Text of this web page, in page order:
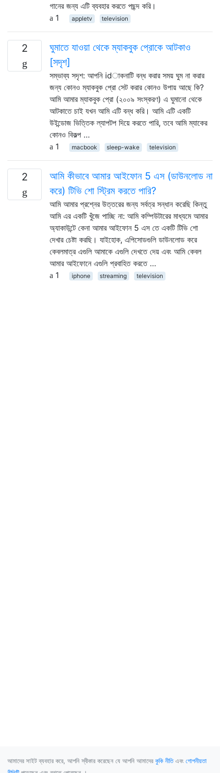
গানের জন্য এটি ব্যবহার করতে পছন্দ করি।
1
appletv television
2
ঘুমাতে যাওয়া থেকে ম্যাকবুক প্রোকে আটকাও
[সদৃশ]
সম্ভাব্য সদৃশ: আপনি idাকনাটি বন্ধ করার সময় ঘুম না করার
জন্য কোনও ম্যাকবুক প্রো সেট করার কোনও উপায় আছে কি?
আমি আমার ম্যাকবুক প্রো (২০০৯ সংস্করণ) এ ঘুমানো থেকে
আটকাতে চাই যখন আমি এটি বন্ধ করি। আমি এটি একটি
উইন্ডোজ ভিত্তিক ল্যাপটপ দিয়ে করতে পারি, তবে আমি ম্যাকের
কোনও বিকল্প …
1
macbook sleep-wake television
2
আমি কীভাবে আমার আইফোন 5 এস (ডাউনলোড না
করে) টিভি শো স্ট্রিম করতে পারি?
আমি আমার প্রশ্নের উত্তরের জন্য সর্বত্র সন্ধান করেছি কিন্তু
আমি এর একটি খুঁজে পাচ্ছি না: আমি কম্পিউটারের মাধ্যমে আমার
অ্যাকাউন্টে কেনা আমার আইফোন 5 এস তে একটি টিভি শো
দেখার চেষ্টা করছি। যাইহোক, এপিসোডগুলি ডাউনলোড করে
কেবলমাত্র এগুলি আমাকে এগুলি দেখতে দেয় এবং আমি কেবল
আমার আইফোনে এগুলি প্রবাহিত করতে …
1
iphone streaming television
আমাদের সাইট ব্যবহার করে, আপনি স্বীকার করেছেন যে আপনি আমাদের কুকি নীতিএবং গোপনীয়তা